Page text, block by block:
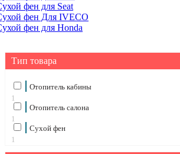
фен для Seat
фен Для IVECO
фен для Honda
Тип товара
Отопитель кабины
1
Отопитель салона
1
Сухой фен
1